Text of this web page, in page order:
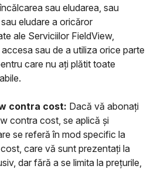
sau eludarea, sau
eludare a oricăror
ale Serviciilor FieldView,
sau de a utiliza orice parte
care nu ați plătit toate
contra cost: Dacă vă abonați
contra cost, se aplică și
se referă în mod specific la
care vă sunt prezentați la
dar fără a se limita la prețurile,